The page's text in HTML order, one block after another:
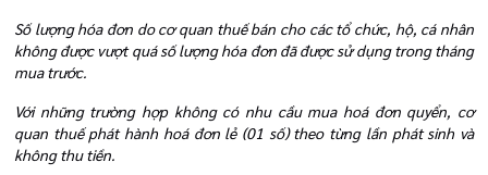
Số lượng hóa đơn do cơ quan thuế bán cho các tổ chức, hộ, cá nhân
không được vượt quá số lượng hóa đơn đã được sử dụng trong tháng
mua trước.
Với những trường hợp không có nhu cầu mua hoá đơn quyển, cơ
quan thuế phát hành hoá đơn lẻ (01 số) theo từng lần phát sinh và
không thu tiền.